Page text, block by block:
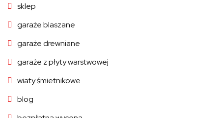
sklep
garaże blaszane
garaże drewniane
garaże z płyty warstwowej
wiaty śmietnikowe
blog